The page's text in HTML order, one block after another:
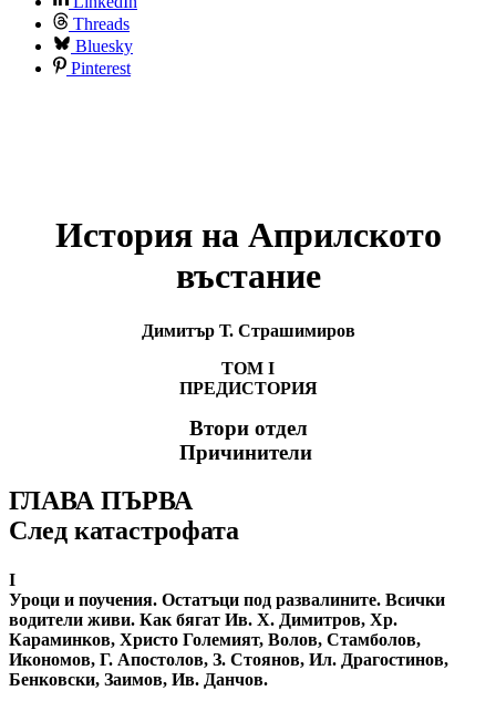
Threads
Bluesky
Pinterest
История на Априлското
въстание
Димитър Т. Страшимиров
ТОМ I
ПРЕДИСТОРИЯ
Втори отдел
Причинители
ГЛАВА ПЪРВА
След катастрофата
I
Уроци и поучения. Остатъци под развалините. Всички
водители живи. Как бягат Ив. Х. Димитров, Хр.
Караминков, Христо Големият, Волов, Стамболов,
Икономов, Г. Апостолов, З. Стоянов, Ил. Драгостинов,
Бенковски, Заимов, Ив. Данчов.